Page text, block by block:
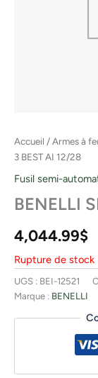
Accueil /Armes à
3 BEST AI 12/28
Fusil semi-
BENELLI
4,044.99$
Rupture de stock
UGS : BEI-12521
Marque : BENELLI